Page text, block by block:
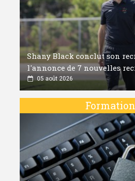
Shany Black conclut son
l'annonce de 7 nouvelles
05 août 2026
Formation